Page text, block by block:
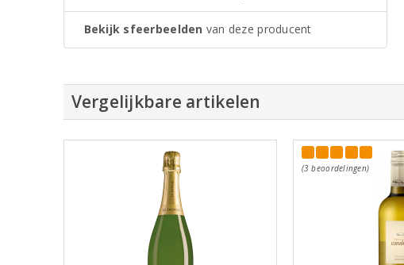
Bekijk sfeerbeelden van deze producent
Vergelijkbare artikelen
(3 beoordelingen)